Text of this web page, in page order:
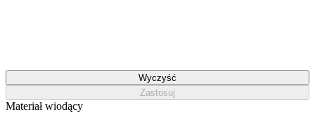
Wyczyść
Zastosuj
Materiał wiodący